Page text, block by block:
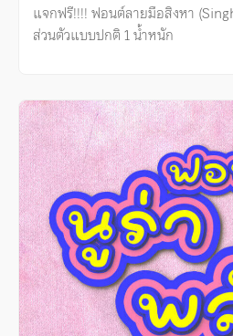
แจกฟรี!!!! ฟอนต์ลายมือสิงหา
ส่วนตัวแบบปกติ 1 น้ำหนัก